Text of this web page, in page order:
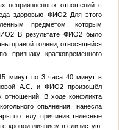
неприязненных отношений с
здоровью ФИО2Для этого
предметом, которым
В результатеФИО2 было
правой голени, относящейся
признаку кратковременного
минут по 3 часа 40 минут в
А.С. иФИО2 произошёл
отношений. В ходе конфликта
опьянения, нанесла
по телу, причинив телесные
кровоизлиянием в слизистую;